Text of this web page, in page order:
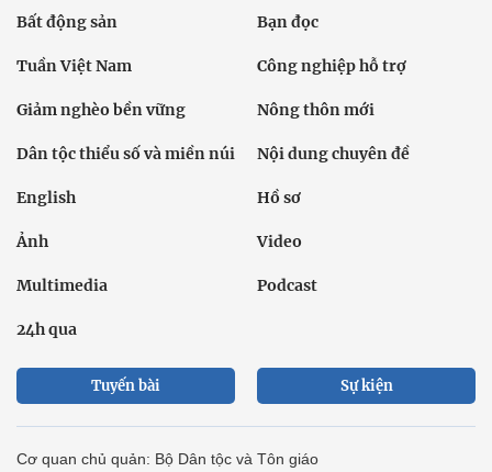
Bất động sản Bạn đọc
Tuần Việt Nam Công nghiệp hỗ trợ
Giảm nghèo bền vững Nông thôn mới
Dân tộc thiểu số và miền núi Nội dung chuyên đề
English Hồ sơ
Ảnh Video
Multimedia Podcast
24h qua
Tuyến bài Sự kiện
Cơ quan chủ quản: Bộ Dân tộc và Tôn giáo